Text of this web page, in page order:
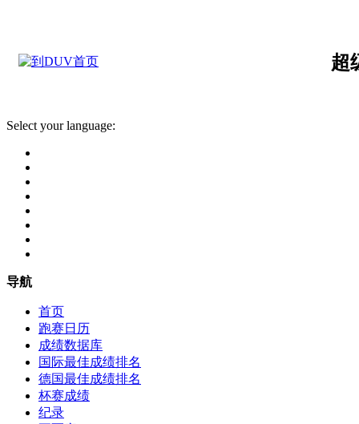
超
Select your language:
导航
首页
跑赛日历
成绩数据库
国际最佳成绩排名
德国最佳成绩排名
杯赛成绩
纪录